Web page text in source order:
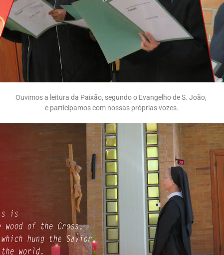
Ouvimos a leitura da Paixão, segundo o Evangelho de S. João,
e participamos com nossas próprias vozes.